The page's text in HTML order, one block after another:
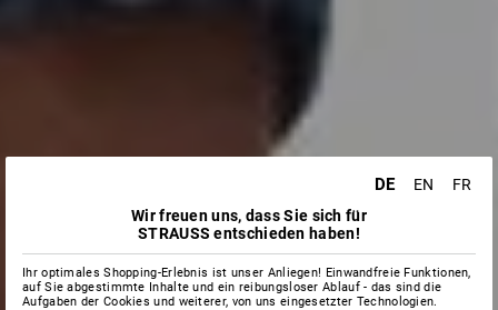
DE EN
FR
Wir freuen uns, dass Sie sich für
STRAUSS entschieden haben!
Ihr optimales Shopping-Erlebnis ist unser Anliegen! Einwandfreie Funktionen,
auf Sie abgestimmte Inhalte und ein reibungsloser Ablauf - das sind die
Aufgaben der Cookies und weiterer, von uns eingesetzter Technologien.